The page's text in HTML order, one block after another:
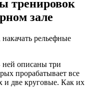
тренировок
зале
рельефные
ней описаны три
прорабатывает все
две круговые. Как их